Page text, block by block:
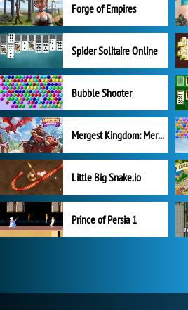
Forge of Empires
Spider Solitaire Online
Bubble Shooter
Mergest Kingdom: Merge Puzzle
Little Big Snake.io
Prince of Persia 1